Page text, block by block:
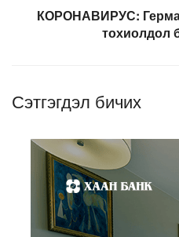
КОРОНАВИРУС:
тохиолдол
Сэтгэгдэл бичих